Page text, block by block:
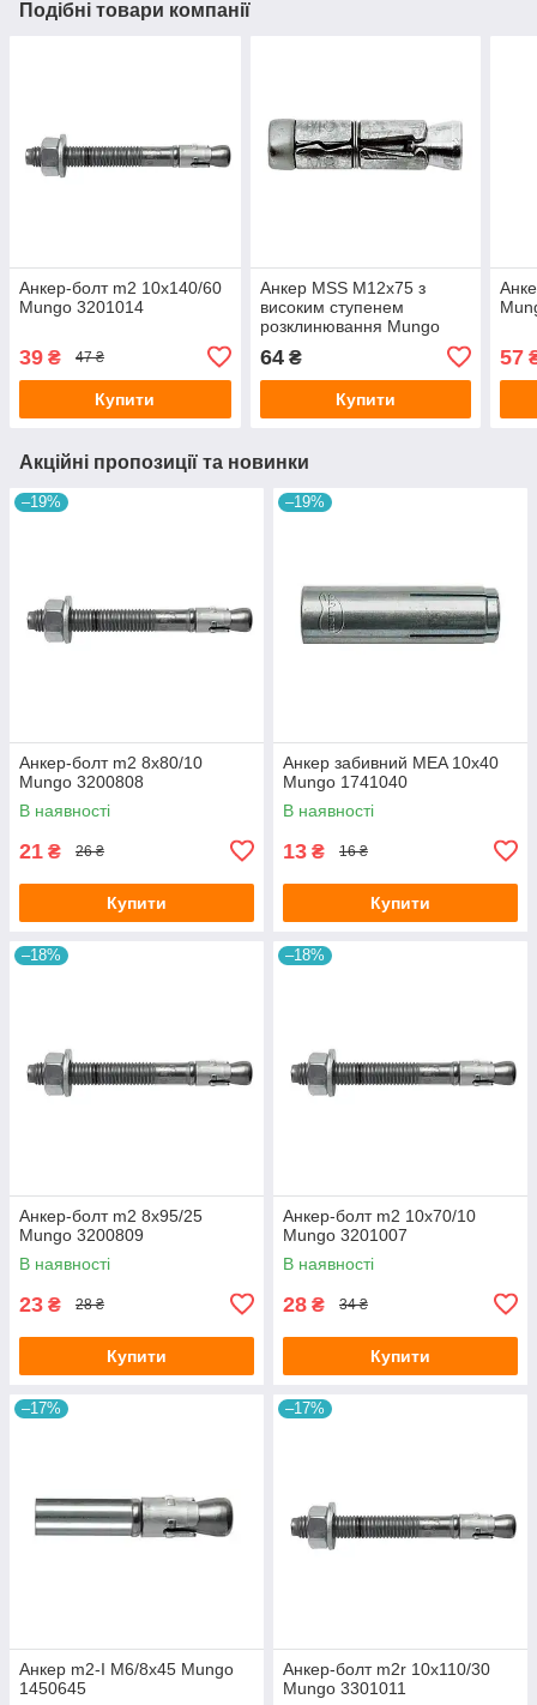
Подібні товари компанії
Анкер-болт m2 10х140/60
Mungo 3201014
39 ₴ 47 ₴
Купити
Анкер MSS M12x75 з
високим ступенем
розклинювання Mungo
64₴
Купити
57
Акційні пропозиції та новинки
–19%
Анкер-болт m2 8х80/10
Mungo 3200808
В наявності
21 ₴ 26 ₴
Купити
–19%
Анкер забивний MEA 10x40
Mungo 1741040
В наявності
13 ₴ 16 ₴
Купити
–18%
Анкер-болт m2 8х95/25
Mungo 3200809
В наявності
23 ₴ 28 ₴
Купити
–18%
Анкер-болт m2 10х70/10
Mungo 3201007
В наявності
28 ₴ 34 ₴
Купити
–17%
Анкер m2-I M6/8x45 Mungo
1450645
–17%
Анкер-болт m2r 10х110/30
Mungo 3301011